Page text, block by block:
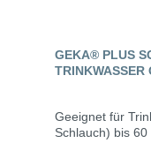
GEKA® PLUS
TRINKWASSER
Geeignet für
Schlauch) bis 60